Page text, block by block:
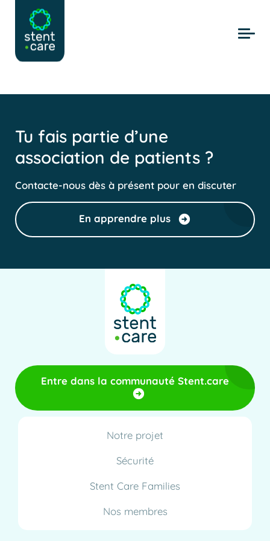
Skip to main content
Tu fais partie d’une
association de patients ?
Contacte-nous dès à présent pour en discuter
En apprendre plus
Entre dans la communauté Stent.care
Notre projet
Sécurité
Stent Care Families
Nos membres